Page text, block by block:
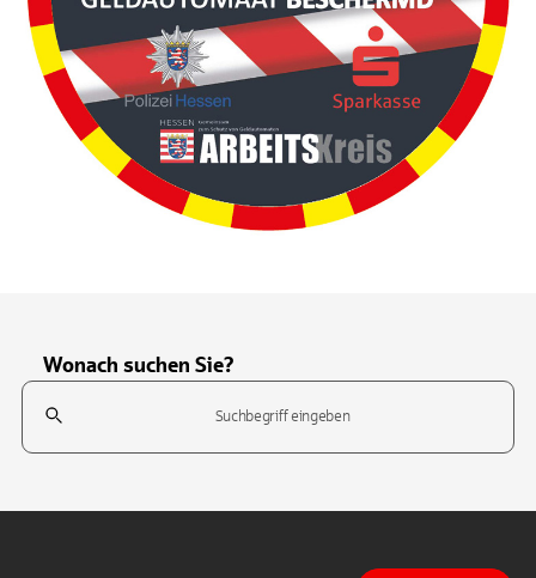
Wonach suchen Sie?
Suchfeld